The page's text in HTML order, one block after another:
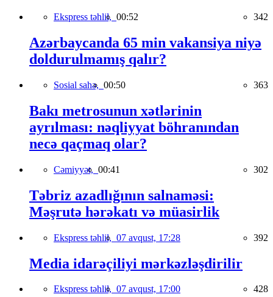
Ekspress təhlil, 00:52 342
Azərbaycanda 65 min vakansiya niyə
doldurulmamış qalır?
Sosial sahə, 00:50 363
Bakı metrosunun xətlərinin
ayrılması: nəqliyyat böhranından
necə qaçmaq olar?
Cəmiyyət, 00:41 302
Təbriz azadlığının salnaməsi:
Məşrutə hərəkatı və müasirlik
Ekspress təhlil, 07 avqust, 17:28 392
Media idarəçiliyi mərkəzləşdirilir
Ekspress təhlil, 07 avqust, 17:00 428